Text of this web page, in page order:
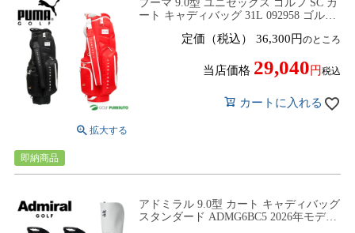
プーマ 9.0型 ユニセックス ゴルフ SC カ
ート キャディバッグ 31L 092958 ゴルフ
定価（税込） 36,300 のところ
当店価格 29,040 税込
カートに入れる
即納商品
アドミラル 9.0型 カート キャディバッグ
スタンダード ADMG6BC5 2026年モデル